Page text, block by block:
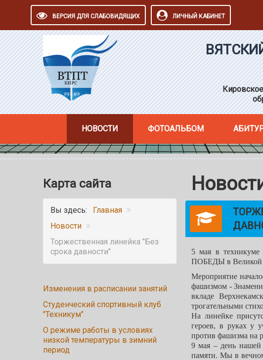
ВЕРСИЯ ДЛЯ СЛАБОВИДЯЩИХ ЛИЧНЫЙ КАБИНЕТ
НОВОСТИ ФОТОАЛЬБОМ
Карта сайта
Вы здесь:
Главная
Новости
Торжественная линейка "Без
срока давности"
Изменения в расписании занятий
Студенческий спортивный клуб
"Техникум"
О режиме работы в условиях
низкой температуры в зимний
период
5 мая в техникуме
ПОБЕДЫ в Великой
Мероприятие
фашизмом -
вкладе
трогательными
На линейке
героев, в руках у
против фашизма на
9 мая – день нашей
памяти. Мы в